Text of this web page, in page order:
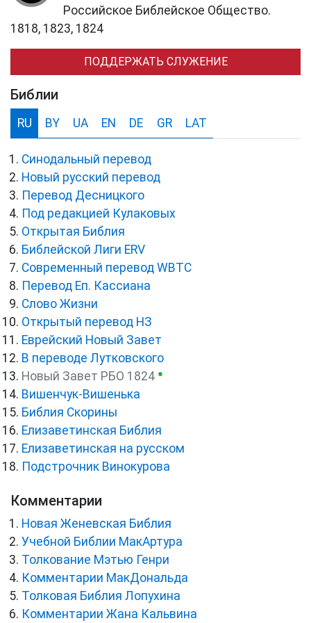
Российское Библейское Общество.
1818, 1823, 1824
ПОДДЕРЖАТЬ СЛУЖЕНИЕ
Библии
RU BY UA EN DE GR LAT
Синодальный перевод
Новый русский перевод
Перевод Десницкого
Под редакцией Кулаковых
Открытая Библия
Библейской Лиги ERV
Cовременный перевод WBTC
Перевод Еп. Кассиана
Слово Жизни
Открытый перевод НЗ
Еврейский Новый Завет
В переводе Лутковского
Новый Завет РБО 1824 ●
Вишенчук-Вишенька
Библия Скорины
Елизаветинская Библия
Елизаветинская на русском
Подстрочник Винокурова
Комментарии
Новая Женевская Библия
Учебной Библии МакАртура
Толкование Мэтью Генри
Комментарии МакДональда
Толковая Библия Лопухина
Комментарии Жана Кальвина